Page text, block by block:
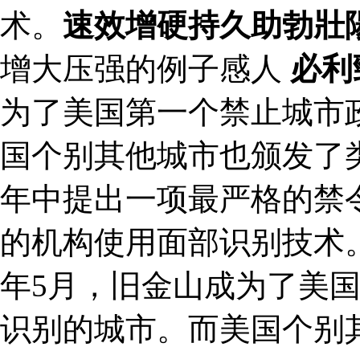
术。 速效增硬持久助勃壯
增大压强的例子感人 必
为了美国第一个禁止城
国个别其他城市也颁发了
年中提出一项最严格的禁
的机构使用面部识别技术
年5月，旧金山成为了美
识别的城市。而美国个别